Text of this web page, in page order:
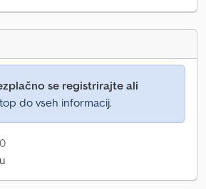
se registrirajte ali
do vseh informacij.